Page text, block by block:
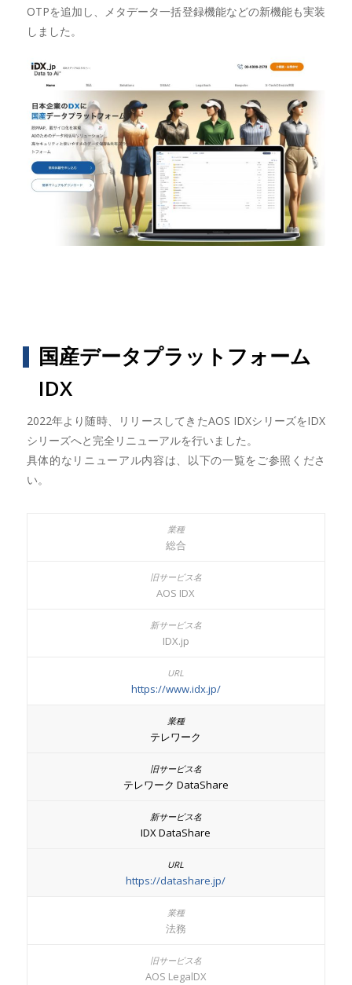
OTPを追加し、メタデータ一括登録機能などの新機能も実装
しました。
国産データプラットフォーム
IDX
2022年より随時、リリースしてきたAOS IDXシリーズをIDX
シリーズへと完全リニューアルを行いました。
具体的なリニューアル内容は、以下の一覧をご参照くださ
い。
総合
AOS IDX
IDX.jp
https://www.idx.jp/
テレワーク
テレワーク DataShare
IDX DataShare
https://datashare.jp/
法務
AOS LegalDX